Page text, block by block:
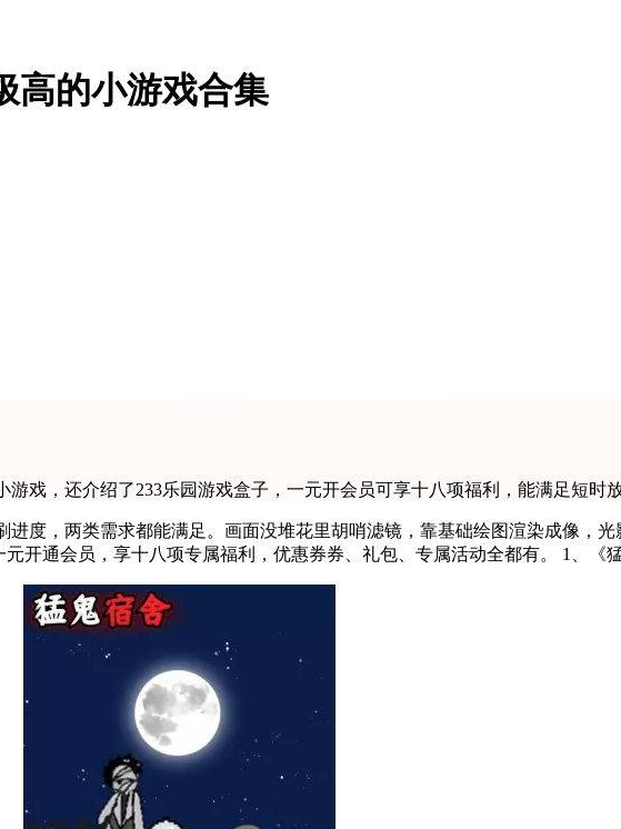
高的小游戏合集
戏，还介绍了233乐园游戏盒子，一元开会员可享十八项福利，能满足短时
度，两类需求都能满足。画面没堆花里胡哨滤镜，靠基础绘图渲染成像，
乐园是手游福利性价比最强的游戏盒子，它是MetaApp旗下的大品牌。